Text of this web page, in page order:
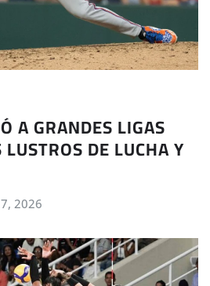
A GRANDES LIGAS
DE LUCHA Y
2026